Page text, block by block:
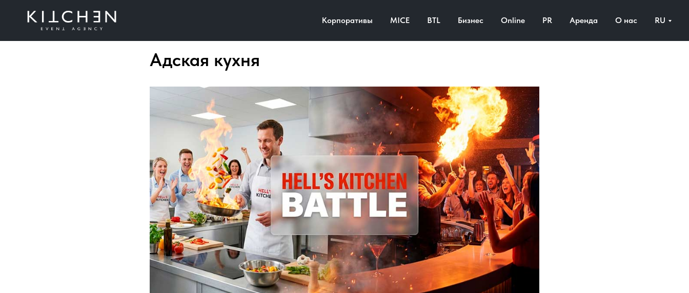
Корпоративы MICE BTL Бизнес Online PR Аренда О нас RU
Адская кухня